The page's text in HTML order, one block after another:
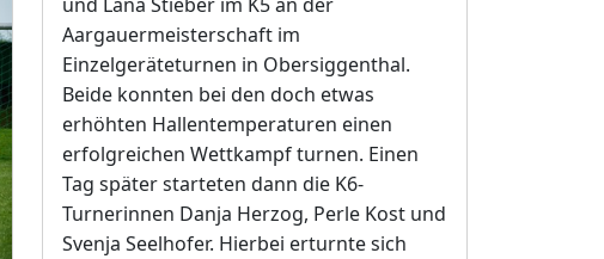
Aargauermeisterschaft im
Einzelgeräteturnen in Obersiggenthal.
Beide konnten bei den doch etwas
erhöhten Hallentemperaturen einen
erfolgreichen Wettkampf turnen. Einen
Tag später starteten dann die K6-
Turnerinnen Danja Herzog, Perle Kost und
Svenja Seelhofer. Hierbei erturnte sich